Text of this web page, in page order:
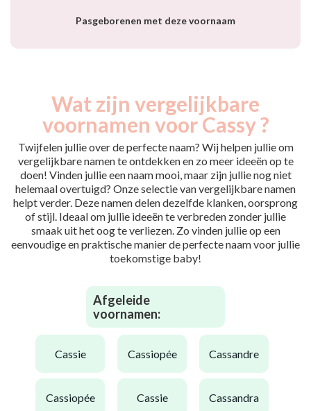
Pasgeborenen met deze voornaam
Wat zijn vergelijkbare
voornamen voor Cassy ?
Twijfelen jullie over de perfecte naam? Wij helpen jullie om
vergelijkbare namen te ontdekken en zo meer ideeën op te
doen! Vinden jullie een naam mooi, maar zijn jullie nog niet
helemaal overtuigd? Onze selectie van vergelijkbare namen
helpt verder. Deze namen delen dezelfde klanken, oorsprong
of stijl. Ideaal om jullie ideeën te verbreden zonder jullie
smaak uit het oog te verliezen. Zo vinden jullie op een
eenvoudige en praktische manier de perfecte naam voor jullie
toekomstige baby!
Afgeleide
voornamen:
cassie cassiopée cassandre
cassiopée cassie cassandra